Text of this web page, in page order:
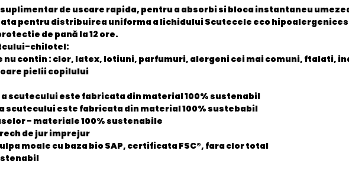
de uscare rapida, pentru a absorbi si bloca instantaneu
pentru distribuirea uniforma a lichidului Scutecele eco
de pană la 12 ore.
chilotel:
nu contin : clor, latex, lotiuni, parfumuri, alergeni cei mai comuni, ftalati,
pielii copilului
scutecului este fabricata din material 100% sustenabil
scutecului este fabricata din material 100% sustebabil
- materiale 100% sustenabile
de jur imprejur
moale cu baza bio SAP, certificata FSC®, fara clor total